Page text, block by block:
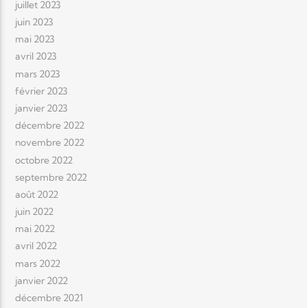
juillet 2023
juin 2023
mai 2023
avril 2023
mars 2023
février 2023
janvier 2023
décembre 2022
novembre 2022
octobre 2022
septembre 2022
août 2022
juin 2022
mai 2022
avril 2022
mars 2022
janvier 2022
décembre 2021